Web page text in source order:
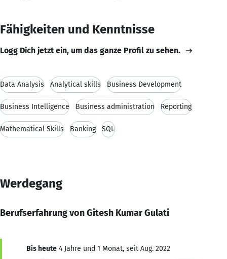
Fähigkeiten und Kenntnisse
Logg Dich jetzt ein, um das ganze Profil zu sehen.
Data Analysis Analytical skills Business Development
Business Intelligence Business administration Reporting
Mathematical Skills Banking SQL
Werdegang
Berufserfahrung von Gitesh Kumar Gulati
Bis heute 4 Jahre und 1 Monat, seit Aug. 2022